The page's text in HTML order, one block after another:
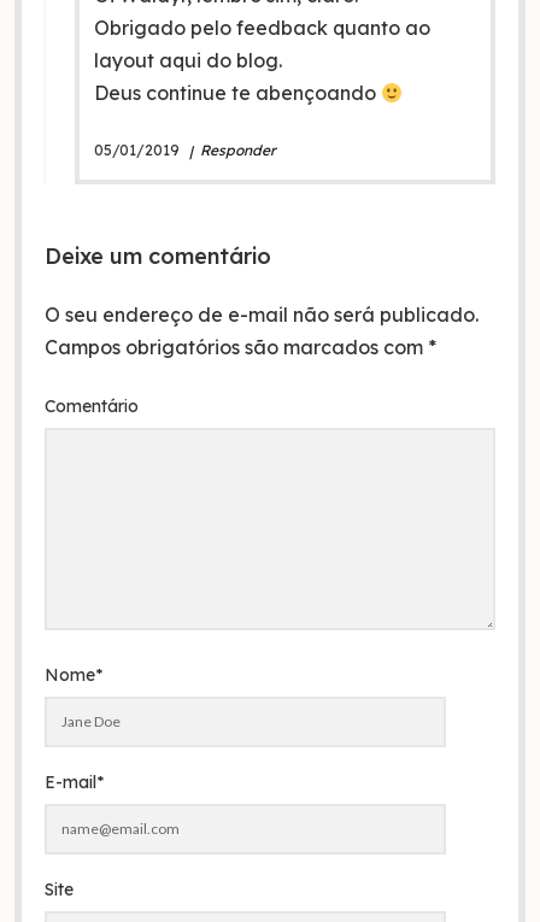
Obrigado pelo feedback quanto ao
layout aqui do blog.
Deus continue te abençoando
05/01/2019 Responder
Deixe um comentário
O seu endereço de e-mail não será publicado.
Campos obrigatórios são marcados com *
Comentário
Nome*
E-mail*
Site